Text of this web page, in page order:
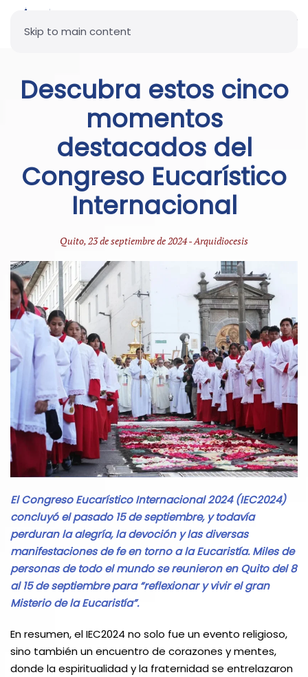
Skip to main content
Descubra estos cinco
momentos
destacados del
Congreso Eucarístico
Internacional
Quito, 23 de septiembre de 2024 - Arquidiocesis
El Congreso Eucarístico Internacional 2024 (IEC2024)
concluyó el pasado 15 de septiembre, y todavía
perduran la alegría, la devoción y las diversas
manifestaciones de fe en torno a la Eucaristía. Miles de
personas de todo el mundo se reunieron en Quito del 8
al 15 de septiembre para “reflexionar y vivir el gran
Misterio de la Eucaristía”.
En resumen, el IEC2024 no solo fue un evento religioso,
sino también un encuentro de corazones y mentes,
donde la espiritualidad y la fraternidad se entrelazaron